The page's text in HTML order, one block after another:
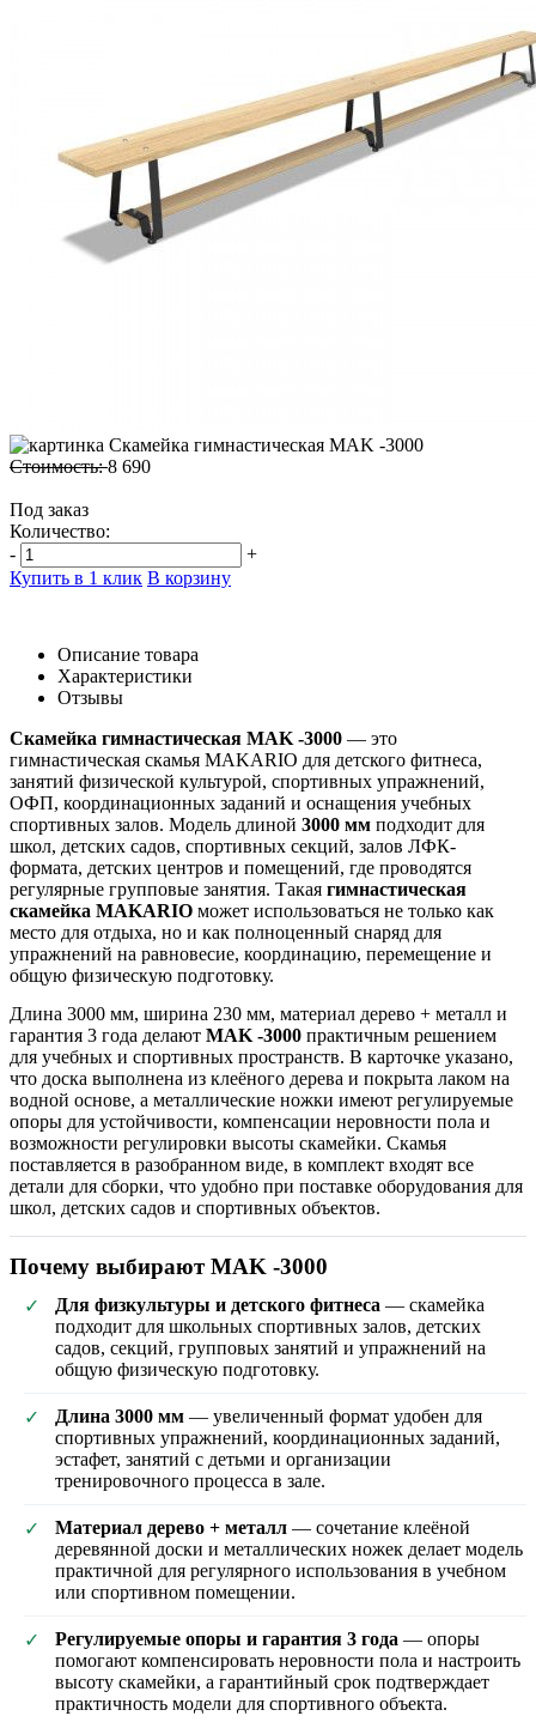
Стоимость:8 690
Под заказ
Количество:
-
+
Купить в 1 клик В корзину
Описание товара
Характеристики
Отзывы
Скамейка гимнастическая MAK -3000 — это
гимнастическая скамья MAKARIO для детского фитнеса,
занятий физической культурой, спортивных упражнений,
ОФП, координационных заданий и оснащения учебных
спортивных залов. Модель длиной 3000 мм подходит для
школ, детских садов, спортивных секций, залов ЛФК-
формата, детских центров и помещений, где проводятся
регулярные групповые занятия. Такая гимнастическая
скамейка MAKARIO может использоваться не только как
место для отдыха, но и как полноценный снаряд для
упражнений на равновесие, координацию, перемещение и
общую физическую подготовку.
Длина 3000 мм, ширина 230 мм, материал дерево + металл и
гарантия 3 года делают MAK -3000 практичным решением
для учебных и спортивных пространств. В карточке указано,
что доска выполнена из клеёного дерева и покрыта лаком на
водной основе, а металлические ножки имеют регулируемые
опоры для устойчивости, компенсации неровности пола и
возможности регулировки высоты скамейки. Скамья
поставляется в разобранном виде, в комплект входят все
детали для сборки, что удобно при поставке оборудования для
школ, детских садов и спортивных объектов.
Почему выбирают MAK -3000
✓ Для физкультуры и детского фитнеса — скамейка
подходит для школьных спортивных залов, детских
садов, секций, групповых занятий и упражнений на
общую физическую подготовку.
✓ Длина 3000 мм — увеличенный формат удобен для
спортивных упражнений, координационных заданий,
эстафет, занятий с детьми и организации
тренировочного процесса в зале.
✓ Материал дерево + металл — сочетание клеёной
деревянной доски и металлических ножек делает модель
практичной для регулярного использования в учебном
или спортивном помещении.
✓ Регулируемые опоры и гарантия 3 года — опоры
помогают компенсировать неровности пола и настроить
высоту скамейки, а гарантийный срок подтверждает
практичность модели для спортивного объекта.